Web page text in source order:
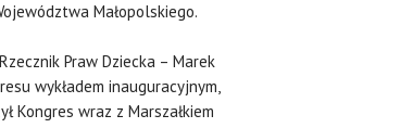
Małopolskiego.
Praw Dziecka – Marek
wykładem inauguracyjnym,
Kongres wraz z Marszałkiem